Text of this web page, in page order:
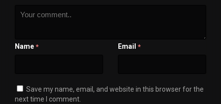
Name * Email *
Save my name, email, and website in this browser for the
next time I comment.